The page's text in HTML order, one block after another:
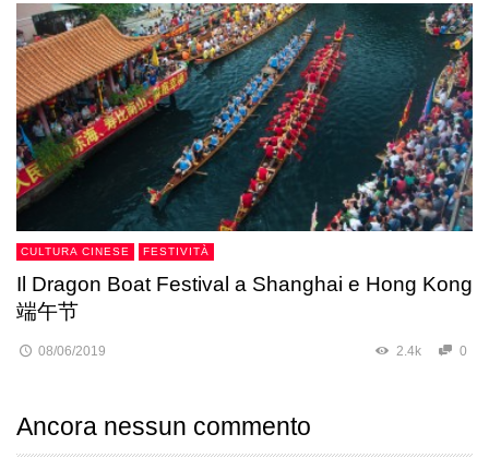
CULTURA CINESE FESTIVITÀ
Il Dragon Boat Festival a Shanghai e Hong Kong
端午节
08/06/2019 2.4k 0
Ancora nessun commento